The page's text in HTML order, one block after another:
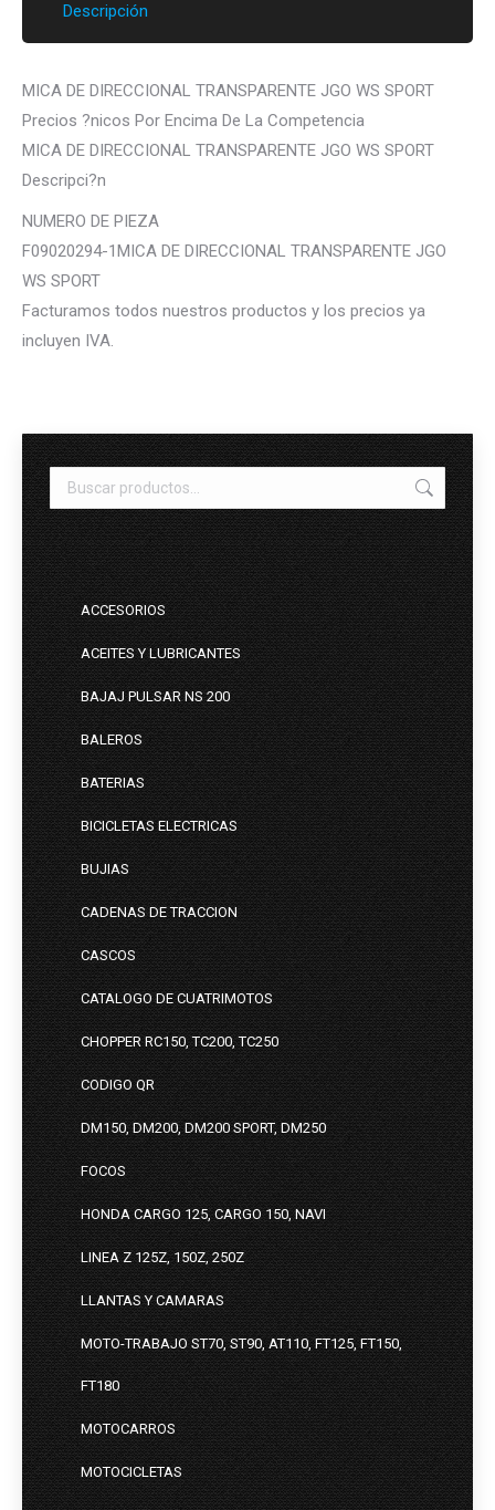
Descripción
MICA DE DIRECCIONAL TRANSPARENTE JGO WS SPORT
Precios ?nicos Por Encima De La Competencia
MICA DE DIRECCIONAL TRANSPARENTE JGO WS SPORT
Descripci?n
NUMERO DE PIEZA
F09020294-1MICA DE DIRECCIONAL TRANSPARENTE JGO
WS SPORT
Facturamos todos nuestros productos y los precios ya
incluyen IVA.
ACCESORIOS
ACEITES Y LUBRICANTES
BAJAJ PULSAR NS 200
BALEROS
BATERIAS
BICICLETAS ELECTRICAS
BUJIAS
CADENAS DE TRACCION
CASCOS
CATALOGO DE CUATRIMOTOS
CHOPPER RC150, TC200, TC250
CODIGO QR
DM150, DM200, DM200 SPORT, DM250
FOCOS
HONDA CARGO 125, CARGO 150, NAVI
LINEA Z 125Z, 150Z, 250Z
LLANTAS Y CAMARAS
MOTO-TRABAJO ST70, ST90, AT110, FT125, FT150,
FT180
MOTOCARROS
MOTOCICLETAS